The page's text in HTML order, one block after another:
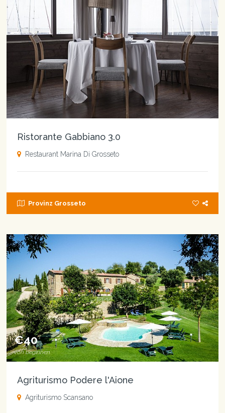
Ristorante Gabbiano 3.0
Restaurant Marina Di Grosseto
Provinz Grosseto
€40
von beginnen
Agriturismo Podere l'Aione
Agriturismo Scansano